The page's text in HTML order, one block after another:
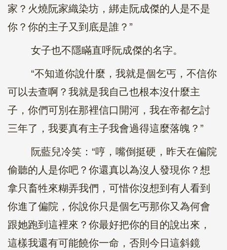
家？火燒阮家織染坊，綁走阮成傑的人是不是
你？你的主子又到底是誰？”
女子也不隱瞞直呼阮成傑的名字。
“不知道你說什麼，我就是個乞丐，不信你
可以去查啊？我就是我自己也根本沒什麼主
子，你們可別在那裡信口開河，我在帝都乞討
三年了，我要真有主子我會過得這麼落魄？”
阮藍兒冷笑：“哼，嘴倒挺硬，昨天在偏院
偷聽的人是你吧？你還真以為沒人發現你？想
拿只畜牲來糊弄我們，可惜你沒想到有人看到
你進了偏院，你說你只是個乞丐那你又為何會
跟她跑到這裡來？你最好把你的目的說出來，
這樣我還有可能饒你一命，否則今日這斜鏡